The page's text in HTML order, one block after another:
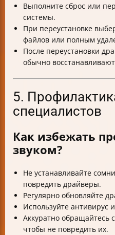
Выполните сброс или
системы.
При переустановке
файлов или полным
После переустановки
обычно
5.
специалистов
Как избежать
звуком?
Не устанавливайте
повредить драйверы.
Регулярно обновляйте
Используйте антивирус
Аккуратно
чтобы не повредить их.